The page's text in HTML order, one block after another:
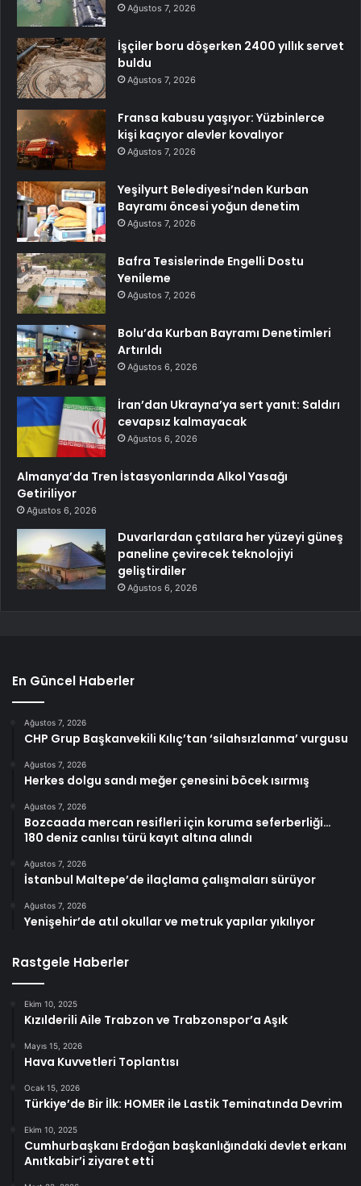
Ağustos 7, 2026
İşçiler boru döşerken 2400 yıllık servet
buldu
Ağustos 7, 2026
Fransa kabusu yaşıyor: Yüzbinlerce
kişi kaçıyor alevler kovalıyor
Ağustos 7, 2026
Yeşilyurt Belediyesi’nden Kurban
Bayramı öncesi yoğun denetim
Ağustos 7, 2026
Bafra Tesislerinde Engelli Dostu
Yenileme
Ağustos 7, 2026
Bolu’da Kurban Bayramı Denetimleri
Artırıldı
Ağustos 6, 2026
İran’dan Ukrayna’ya sert yanıt: Saldırı
cevapsız kalmayacak
Ağustos 6, 2026
Almanya’da Tren İstasyonlarında Alkol Yasağı
Getiriliyor
Ağustos 6, 2026
Duvarlardan çatılara her yüzeyi güneş
paneline çevirecek teknolojiyi
geliştirdiler
Ağustos 6, 2026
En Güncel Haberler
Ağustos 7, 2026
CHP Grup Başkanvekili Kılıç’tan ‘silahsızlanma’ vurgusu
Ağustos 7, 2026
Herkes dolgu sandı meğer çenesini böcek ısırmış
Ağustos 7, 2026
Bozcaada mercan resifleri için koruma seferberliği…
180 deniz canlısı türü kayıt altına alındı
Ağustos 7, 2026
İstanbul Maltepe’de ilaçlama çalışmaları sürüyor
Ağustos 7, 2026
Yenişehir’de atıl okullar ve metruk yapılar yıkılıyor
Rastgele Haberler
Ekim 10, 2025
Kızılderili Aile Trabzon ve Trabzonspor’a Aşık
Mayıs 15, 2026
Hava Kuvvetleri Toplantısı
Ocak 15, 2026
Türkiye’de Bir İlk: HOMER ile Lastik Teminatında Devrim
Ekim 10, 2025
Cumhurbaşkanı Erdoğan başkanlığındaki devlet erkanı
Anıtkabir’i ziyaret etti